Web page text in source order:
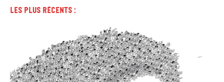
Les plus récents :